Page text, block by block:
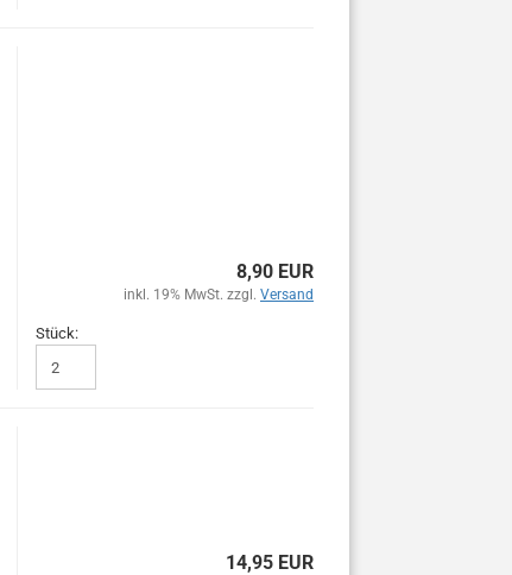
8,90 EUR
inkl. 19% MwSt. zzgl. Versand
Stück:
14,95 EUR